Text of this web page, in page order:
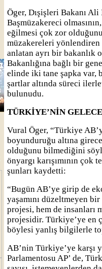
Öger, Dışişleri Bakanı Ali
Başmüzakereci
eğilmesi çok zor
müzakereleri
anlatan ayrı bir bakanlık
Bakanlığına bağlı bir
elinde iki tane şapka var,
şartlar altında süreci
bulunudu.
TÜRKİYE’NİN
Vural Öger, “Türkiye
boyunduruğu altına
olduğunu bilmediğini
önyargı karışımının çok
şunları kaydetti:
“Bugün AB’ye girip de
yaşamını düzeltmeyen
projesi, hem de insanları
projesidir. Türkiye’ye en
böylesi yanlış bilgilerle
AB’nin Türkiye’ye karşı
Parlamentosu AP’ de,